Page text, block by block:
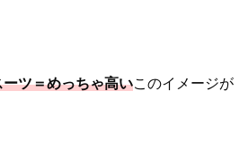
ツ＝めっちゃ高いこのイメージが